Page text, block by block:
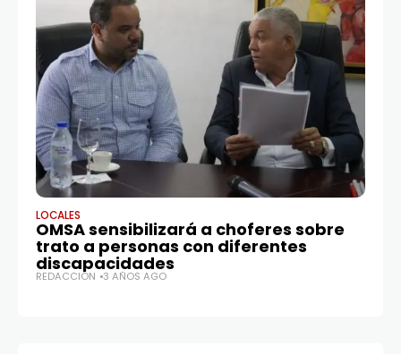
LOCALES
OMSA sensibilizará a choferes sobre
trato a personas con diferentes
discapacidades
REDACCIÓN 3 AÑOS AGO